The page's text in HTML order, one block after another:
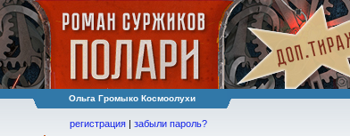
Ольга Громыко Космоолухи
регистрация | забыли пароль?